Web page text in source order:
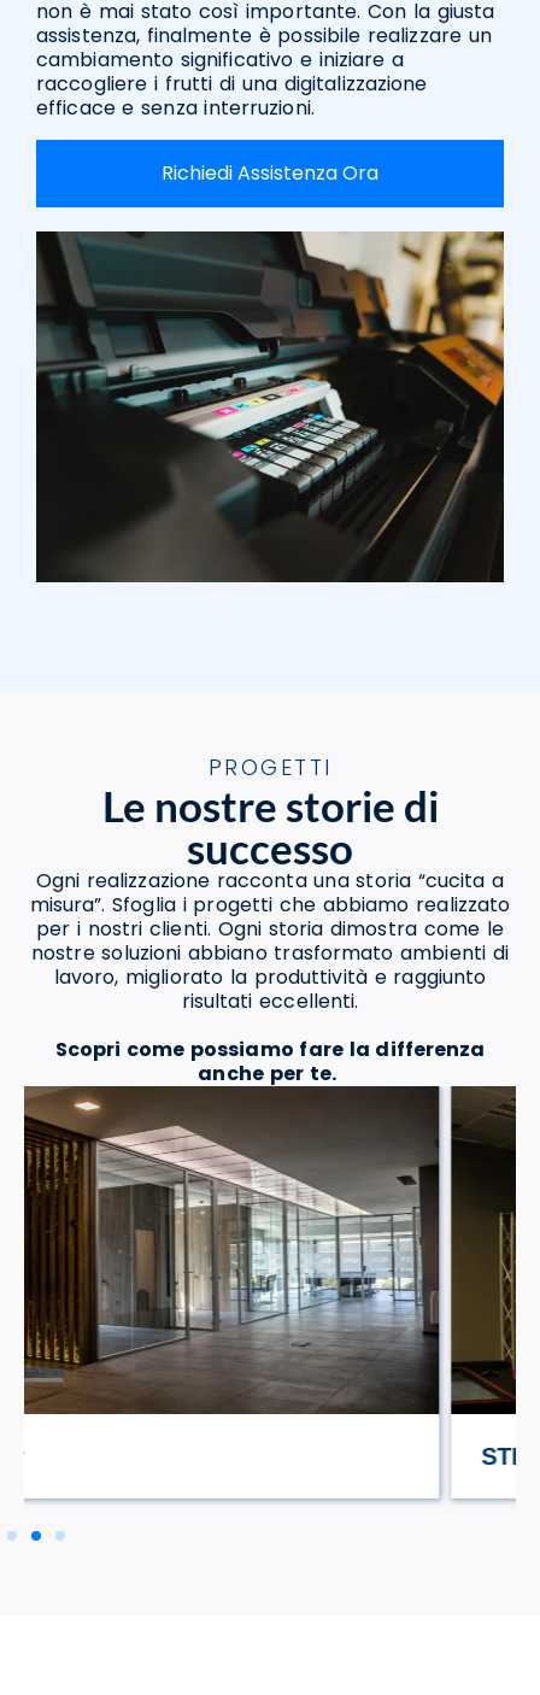
non è mai stato così importante. Con la giusta
assistenza, finalmente è possibile realizzare un
cambiamento significativo e iniziare a
raccogliere i frutti di una digitalizzazione
efficace e senza interruzioni.
Richiedi Assistenza Ora
PROGETTI
Le nostre storie di
successo
Ogni realizzazione racconta una storia “cucita a
misura”. Sfoglia i progetti che abbiamo realizzato
per i nostri clienti. Ogni storia dimostra come le
nostre soluzioni abbiano trasformato ambienti di
lavoro, migliorato la produttività e raggiunto
risultati eccellenti.
Scopri come possiamo fare la differenza
anche per te.